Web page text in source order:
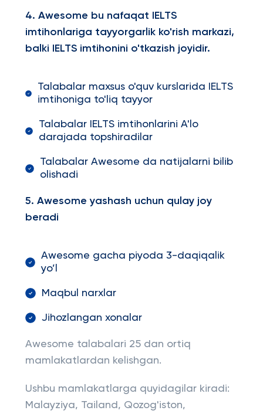
4. Awesome bu nafaqat IELTS
imtihonlariga tayyorgarlik ko'rish markazi,
balki IELTS imtihonini o'tkazish joyidir.
Talabalar maxsus o'quv kurslarida IELTS
imtihoniga to'liq tayyor
Talabalar IELTS imtihonlarini A'lo
darajada topshiradilar
Talabalar Awesome da natijalarni bilib
olishadi
5. Awesome yashash uchun qulay joy
beradi
Awesome gacha piyoda 3-daqiqalik
yo’l
Maqbul narxlar
Jihozlangan xonalar
Awesome talabalari 25 dan ortiq
mamlakatlardan kelishgan.
Ushbu mamlakatlarga quyidagilar kiradi:
Malayziya, Tailand, Qozog'iston,